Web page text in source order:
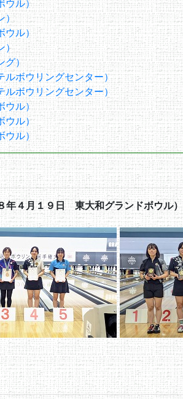
ル）
）
ウル）
）
グ）
ボウリングセンター）
ボウリングセンター）
ル）
ル）
ル）
４月１９日 東大和グランドボウル）